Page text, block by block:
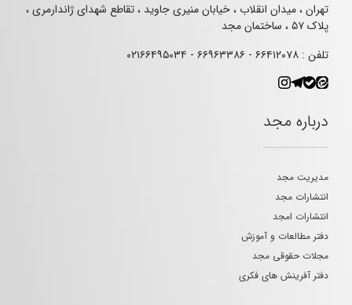
تهران ، میدان انقلاب ، خیابان منیری جاوید ، تقاطع شهدای ژاندارمری ،
پلاک ۵۷ ، ساختمان مجد
تلفن : ۶۶۴۱۲۰۷۸ - ۶۶۹۶۳۳۸۶ - ۰۲۱۶۶۴۹۵۰۳۴
درباره مجد
مدیریت مجد
انتشارات مجد
انتشارات امجد
دفتر مطالعات و آموزش
مجلات حقوقی مجد
دفتر آفرینش های فکری